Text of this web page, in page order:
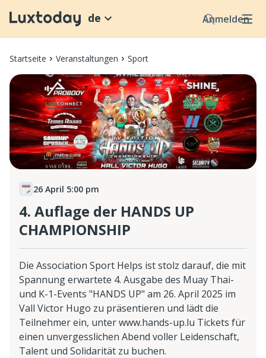
Anmelden
de
Startseite Veranstaltungen Sport
26 April 5:00 pm
4. Auflage der HANDS UP
CHAMPIONSHIP
Die Association Sport Helps ist stolz darauf, die mit
Spannung erwartete 4. Ausgabe des Muay Thai-
und K-1-Events "HANDS UP" am 26. April 2025 im
Vall Victor Hugo zu präsentieren und lädt die
Teilnehmer ein, unter www.hands-up.lu Tickets für
einen unvergesslichen Abend voller Leidenschaft,
Talent und Solidarität zu buchen.